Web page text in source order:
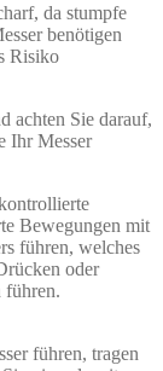
da stumpfe
benötigen
Risiko
achten Sie darauf,
Ihr Messer
Bewegungen mit
führen, welches
oder
führen.
führen, tragen